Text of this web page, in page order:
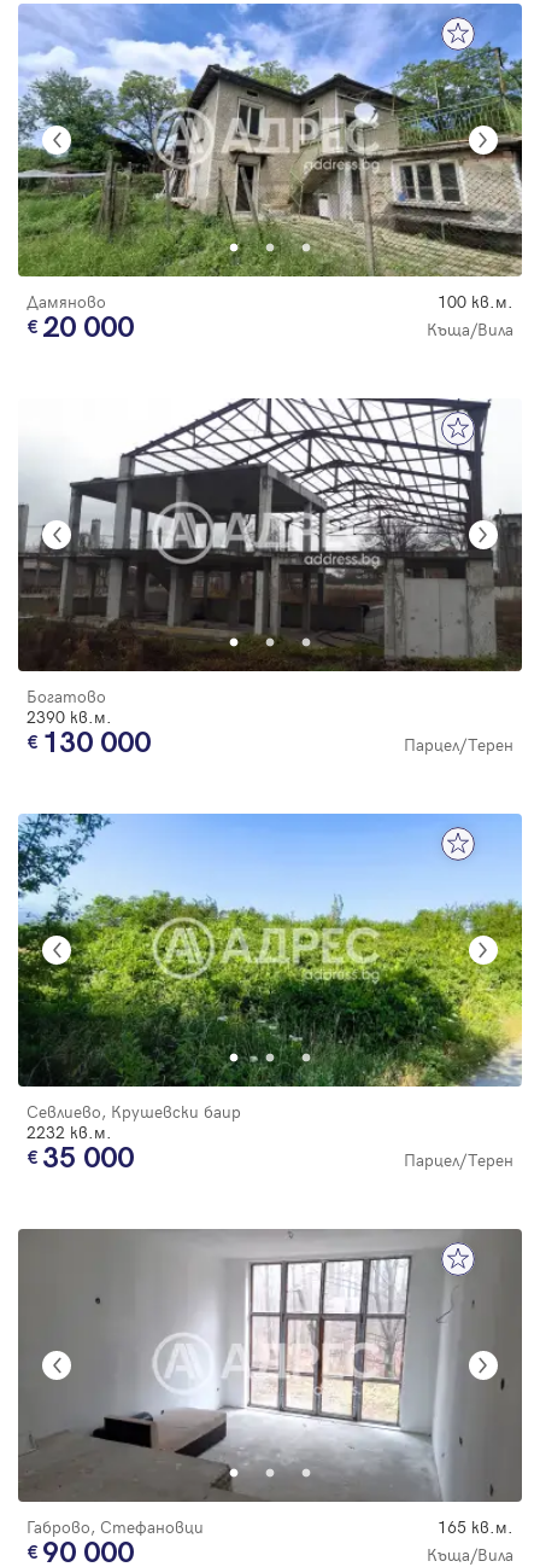
Дамяново 100 кв.м.
20 000 Къща/Вила
Богатово
2390 кв.м.
130 000 Парцел/Терен
Севлиево, Крушевски баир
2232 кв.м.
35 000 Парцел/Терен
Габрово, Стефановци 165 кв.м.
90 000 Къща/Вила